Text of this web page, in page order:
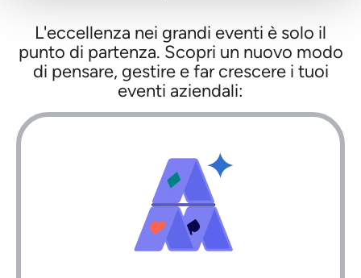
L'eccellenza nei grandi eventi è solo il
punto di partenza. Scopri un nuovo modo
di pensare, gestire e far crescere i tuoi
eventi aziendali: